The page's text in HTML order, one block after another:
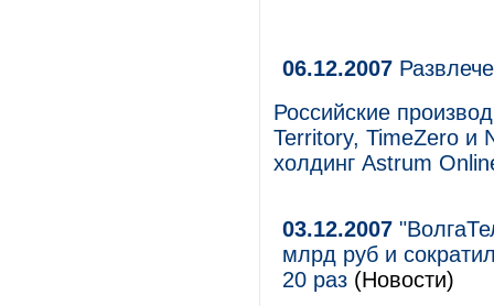
06.12.2007
Российские
Territory, TimeZero и
холдинг Astrum
03.12.2007
млрд руб и
20 раз (Новости)